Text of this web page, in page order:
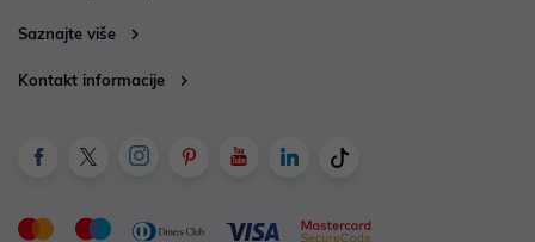
Saznajte više
Kontakt informacije